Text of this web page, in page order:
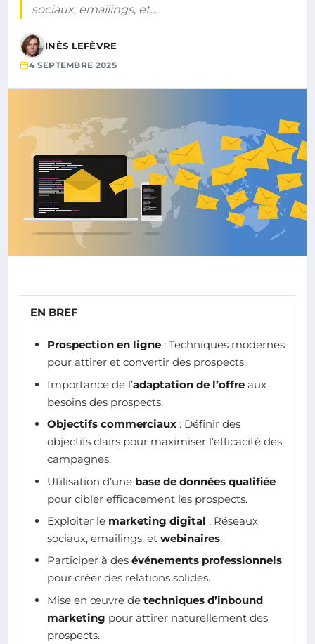
sociaux, emailings, et…
INÈS LEFÈVRE
4 SEPTEMBRE 2025
EN BREF
Prospection en ligne : Techniques modernes
pour attirer et convertir des prospects.
Importance de l’adaptation de l’offre aux
besoins des prospects.
Objectifs commerciaux : Définir des
objectifs clairs pour maximiser l’efficacité des
campagnes.
Utilisation d’une base de données qualifiée
pour cibler efficacement les prospects.
Exploiter le marketing digital : Réseaux
sociaux, emailings, et webinaires.
Participer à des événements professionnels
pour créer des relations solides.
Mise en œuvre de techniques d’inbound
marketing pour attirer naturellement des
prospects.